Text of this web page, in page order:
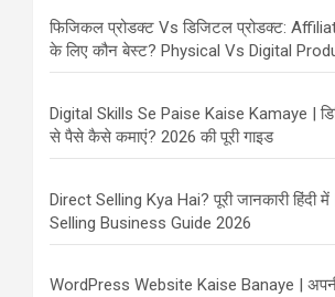
फिजिकल प्रोडक्ट Vs डिजिटल प्रोडक्ट:
के लिए कौन बेस्ट? Physical Vs Digital
Digital Skills Se Paise Kaise Kamaye |
से पैसे कैसे कमाएं? 2026 की पूरी गाइड
Direct Selling Kya Hai? पूरी जानकारी हिंदी
Selling Business Guide 2026
WordPress Website Kaise Banaye |